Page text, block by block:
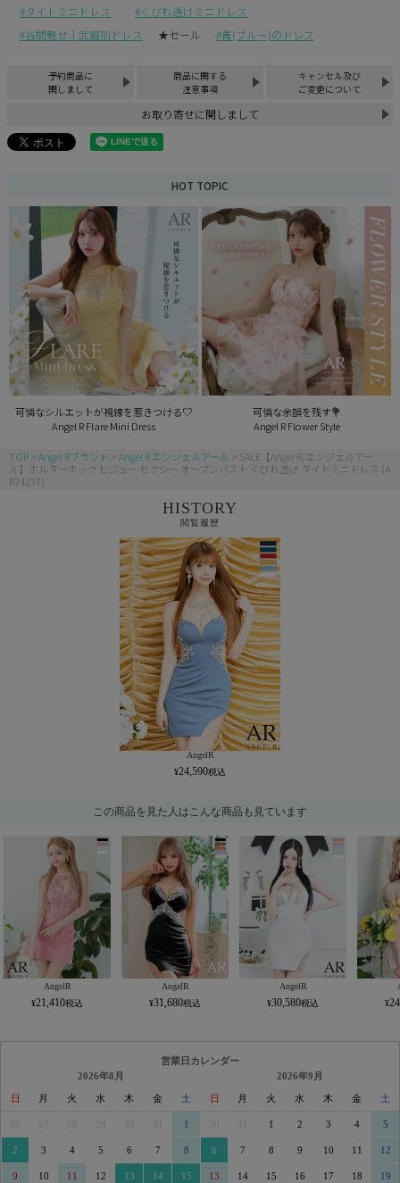
タイトミニドレス
くびれ透けミニドレス
谷間魅せ｜武器別ドレス
★セール 青(ブルー)のドレス
予約商品に
関しまして
商品に関する
注意事項
キャンセル及び
ご変更について
お取り寄せに関しまして
HOT TOPIC
可憐なシルエットが視線を惹きつける♡
Angel R Flare Mini Dress
可憐な余韻を残す💐
Angel R Flower Style
TOP Angel Rブランド Angel R エンジェルアール
SALE【Angel R/エンジェルアー
ル】ホルターネック ビジュー セクシー オープンバスト くびれ透け タイトミニドレス (A
R24237)
HISTORY
閲覧履歴
AngelR
24,590
この商品を見た人はこんな商品も見ています
AngelR
21,410
AngelR
31,680
AngelR
30,580
営業日カレンダー
2026年8月
日 月 火 水 木 金 土
29 1
2 3 4 5 6 7 8
9 10 11 12 13 14 15
2026年9月
日 月 火 水 木 金 土
1 2 3 4 5
6 7 8 9 10 11 12
13 14 15 16 17 18 19